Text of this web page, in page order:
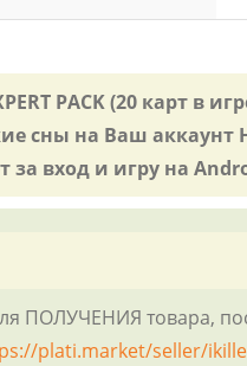
PACK (20 карт
сны на Ваш аккаунт
вход и игру на
ПОЛУЧЕНИЯ товара,
plati.market/seller/